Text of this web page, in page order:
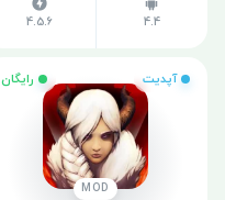
4.4
4.5.6
آپدیت رایگان
MOD